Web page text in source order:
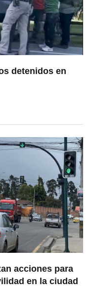
detenidos en
acciones para
en la ciudad